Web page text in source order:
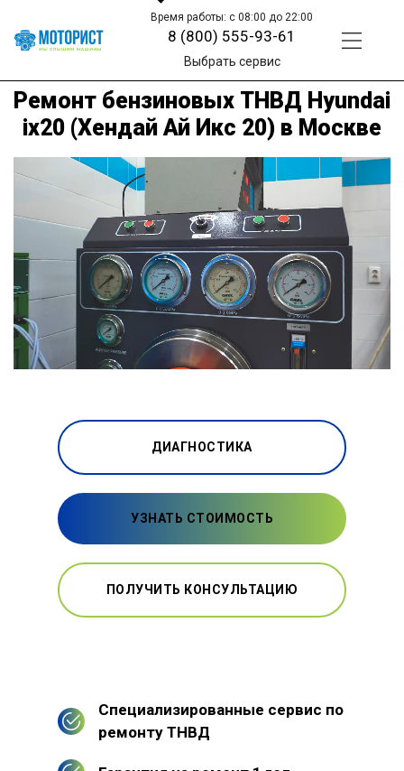
Время работы: с 08:00 до 22:00
8 (800) 555-93-61
Выбрать сервис
Ремонт бензиновых ТНВД Hyundai
ix20 (Хендай Ай Икс 20) в Москве
ДИАГНОСТИКА
УЗНАТЬ СТОИМОСТЬ
ПОЛУЧИТЬ КОНСУЛЬТАЦИЮ
Специализированные сервис по
ремонту ТНВД